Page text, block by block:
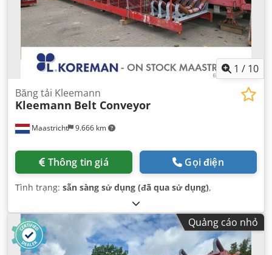
1 / 10
Maastricht 9.666 km
Băng tải Kleemann
Kleemann Belt Conveyor
Thông tin giá Gọi điện
Tình trạng: sẵn sàng sử dụng (đã qua sử dụng),
Quảng cáo nhỏ